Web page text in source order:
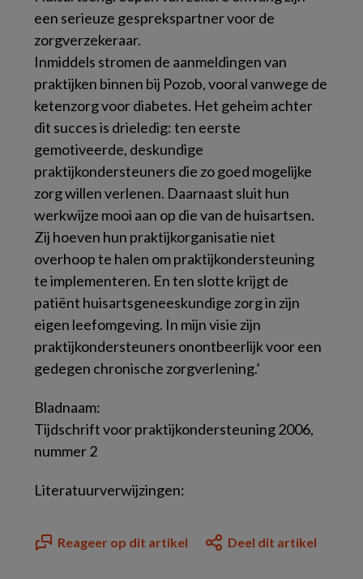
een serieuze gesprekspartner voor de
zorgverzekeraar.
Inmiddels stromen de aanmeldingen van
praktijken binnen bij Pozob, vooral vanwege de
ketenzorg voor diabetes. Het geheim achter
dit succes is drieledig: ten eerste
gemotiveerde, deskundige
praktijkondersteuners die zo goed mogelijke
zorg willen verlenen. Daarnaast sluit hun
werkwijze mooi aan op die van de huisartsen.
Zij hoeven hun praktijkorganisatie niet
overhoop te halen om praktijkondersteuning
te implementeren. En ten slotte krijgt de
patiënt huisartsgeneeskundige zorg in zijn
eigen leefomgeving. In mijn visie zijn
praktijkondersteuners onontbeerlijk voor een
gedegen chronische zorgverlening.’
Bladnaam:
Tijdschrift voor praktijkondersteuning 2006,
nummer 2
Literatuurverwijzingen:
Reageer op dit artikel Deel dit artikel